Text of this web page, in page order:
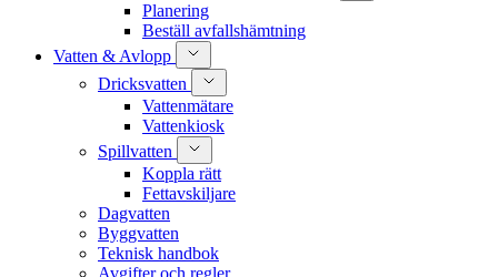
Planering
Beställ avfallshämtning
Vatten & Avlopp
Dricksvatten
Vattenmätare
Vattenkiosk
Spillvatten
Koppla rätt
Fettavskiljare
Dagvatten
Byggvatten
Teknisk handbok
Avgifter och regler